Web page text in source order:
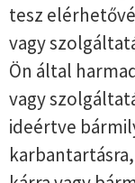
tesz
vagy
Ön által
vagy
ideértve